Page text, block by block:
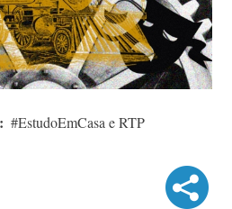
#EstudoEmCasa e RTP